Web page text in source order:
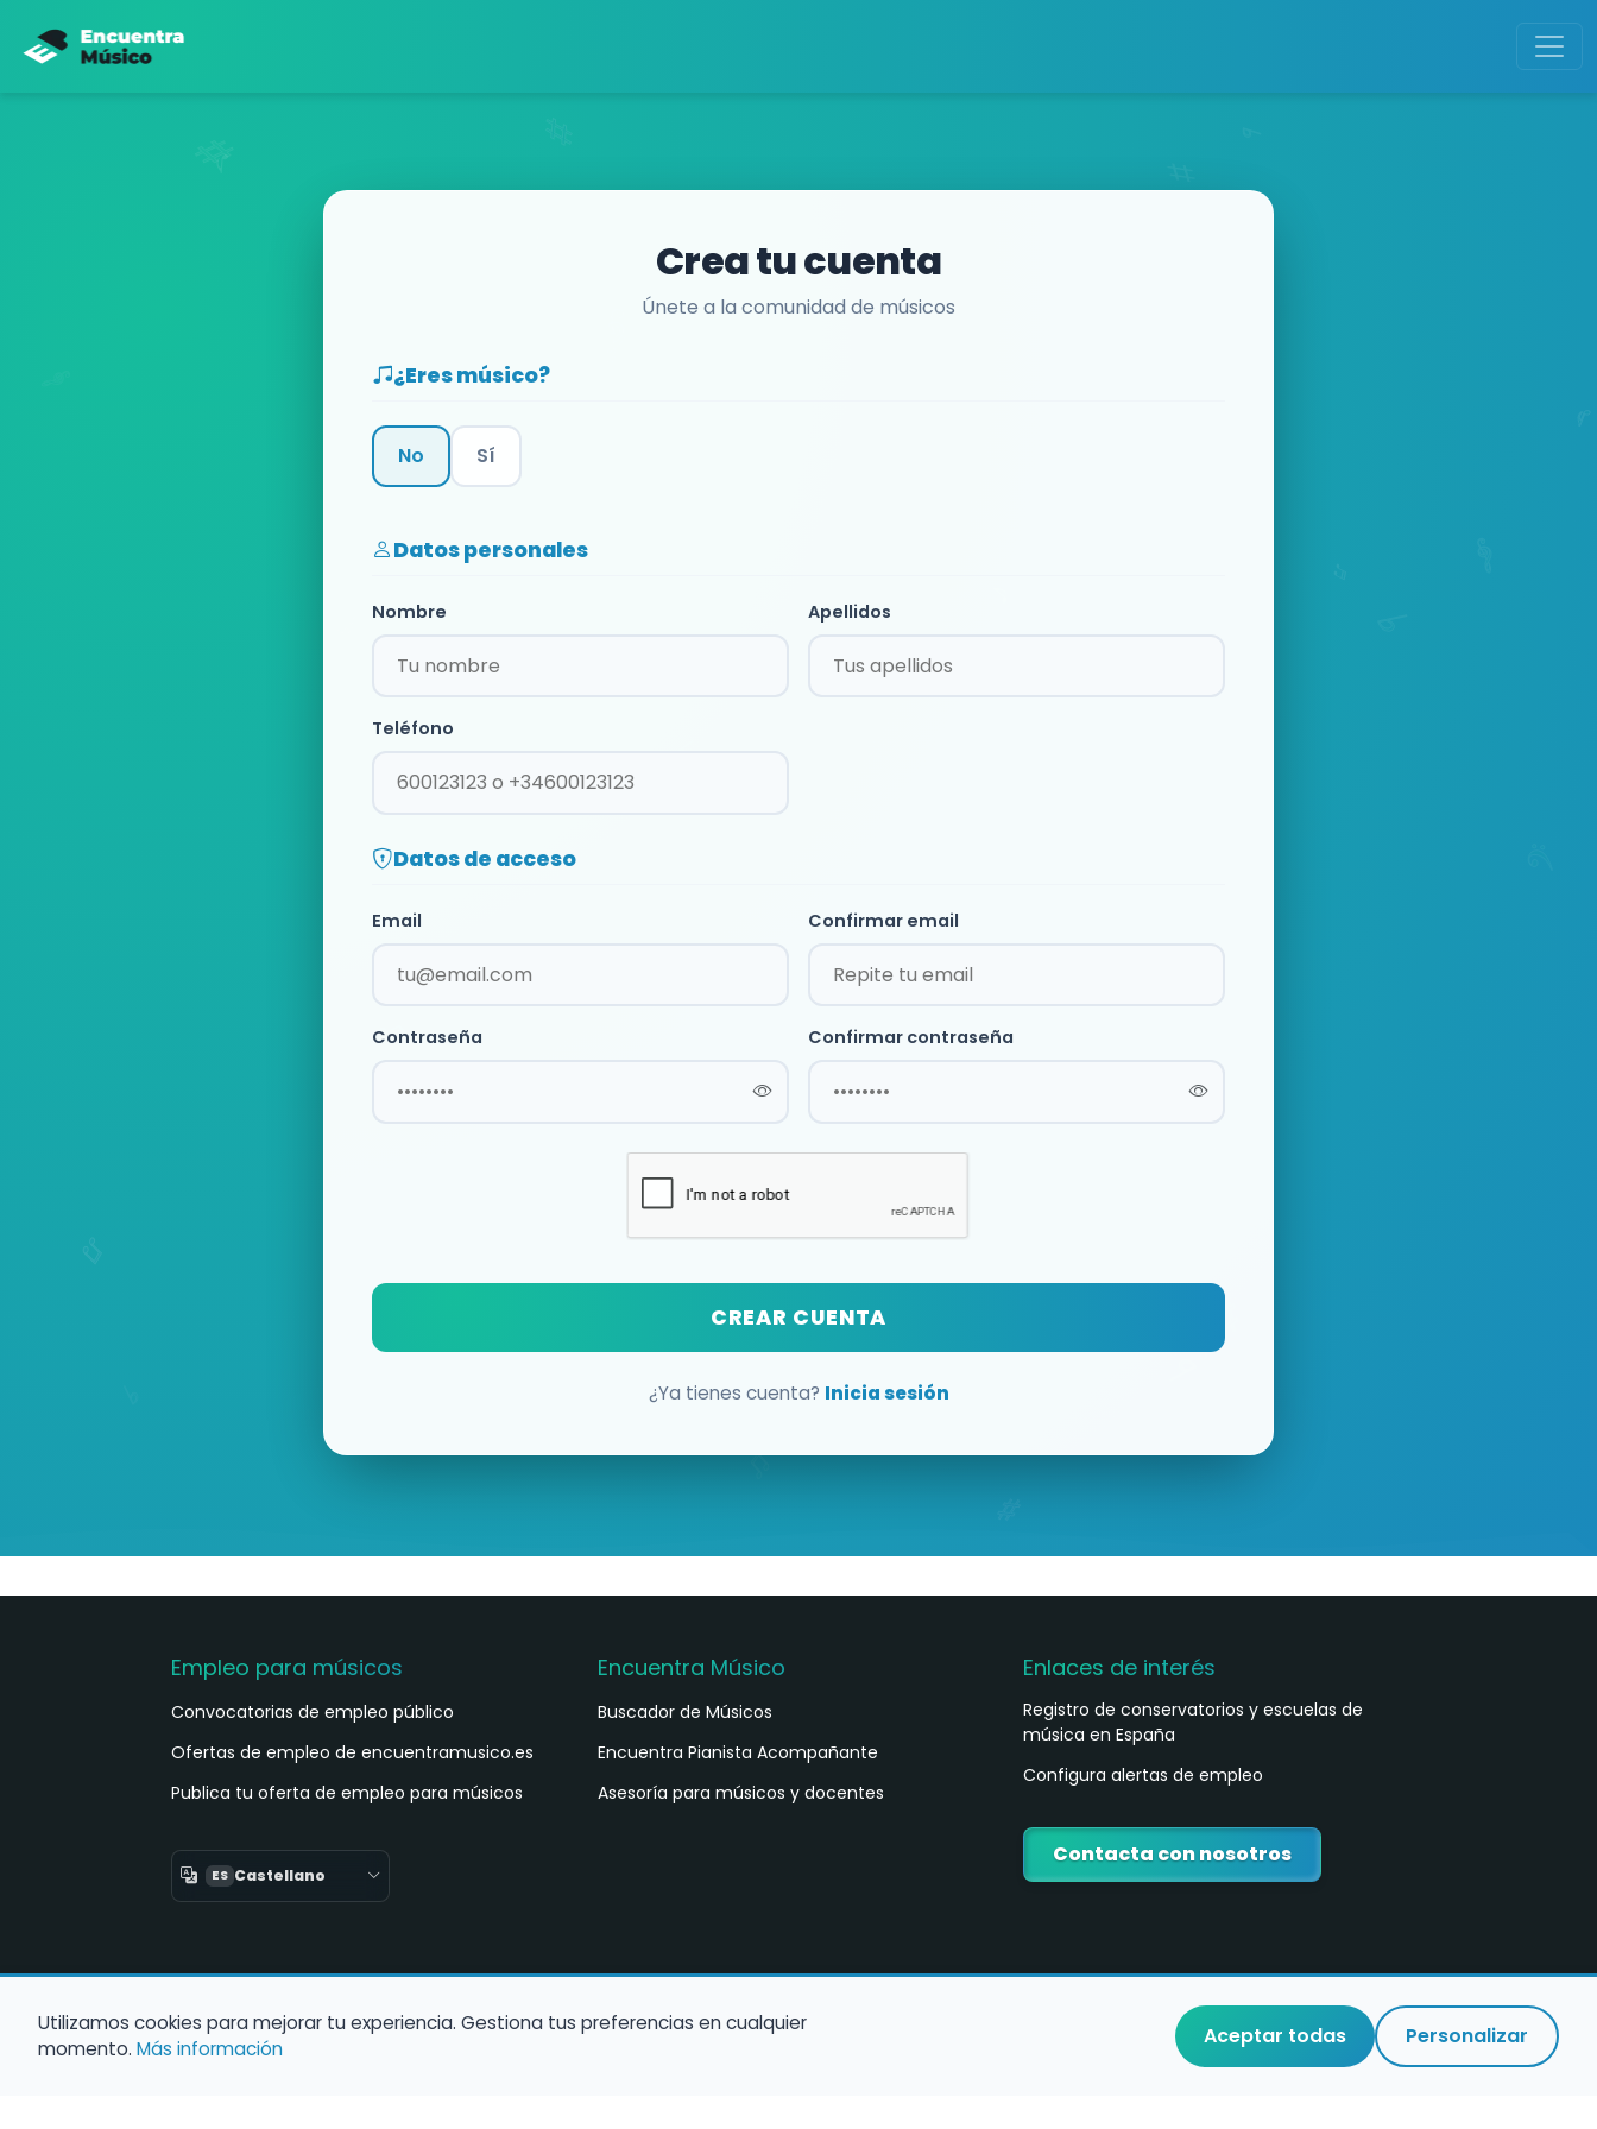
Crea tu cuenta
Únete a la comunidad de músicos
¿Eres músico?
No Sí
Datos personales
Nombre Apellidos
Teléfono
Datos de acceso
Email Confirmar email
Contraseña Confirmar contraseña
CREAR CUENTA
¿Ya tienes cuenta? Inicia sesión
Empleo para músicos
Convocatorias de empleo público
Ofertas de empleo de encuentramusico.es
Publica tu oferta de empleo para músicos
ES Castellano
Encuentra Músico
Buscador de Músicos
Encuentra Pianista Acompañante
Asesoría para músicos y docentes
Enlaces de interés
Registro de conservatorios y escuelas de
música en España
Configura alertas de empleo
Contacta con nosotros
Utilizamos cookies para mejorar tu experiencia. Gestiona tus preferencias en cualquier
momento. Más información Aceptar todas Personalizar